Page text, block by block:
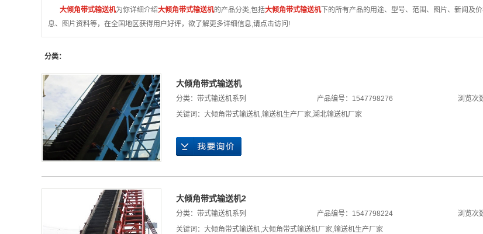
大倾角带式输送机为你详细介绍大倾角带式输送机的产品分类,包括大倾角带式输送机下的所有产品的用途、型号、范围、图片、新闻及
息、图片资料等，在全国地区获得用户好评，欲了解更多详细信息,请点击访问!
分类：
大倾角带式输送机
分类： 带式输送机系列 产品编号：1547798276
浏览次
关键词： 大倾角带式输送机,输送机生产厂家,湖北输送机厂家
大倾角带式输送机2
分类： 带式输送机系列 产品编号：1547798224
浏览次
关键词： 大倾角带式输送机,大倾角带式输送机厂家,输送机生产厂家